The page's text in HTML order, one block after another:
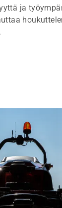
ja